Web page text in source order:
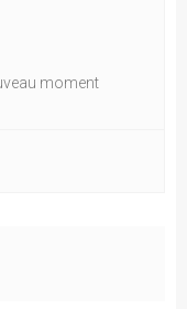
moment